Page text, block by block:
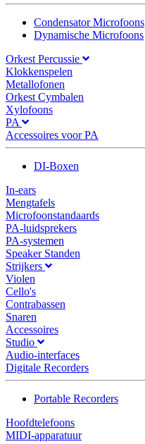
Condensator Microfoons
Dynamische Microfoons
Orkest Percussie
Klokkenspelen
Metallofonen
Orkest Cymbalen
Xylofoons
PA
Accessoires voor PA
DI-Boxen
In-ears
Mengtafels
Microfoonstandaards
PA-luidsprekers
PA-systemen
Speaker Standen
Strijkers
Violen
Cello's
Contrabassen
Snaren
Accessoires
Studio
Audio-interfaces
Digitale Recorders
Portable Recorders
Hoofdtelefoons
MIDI-apparatuur